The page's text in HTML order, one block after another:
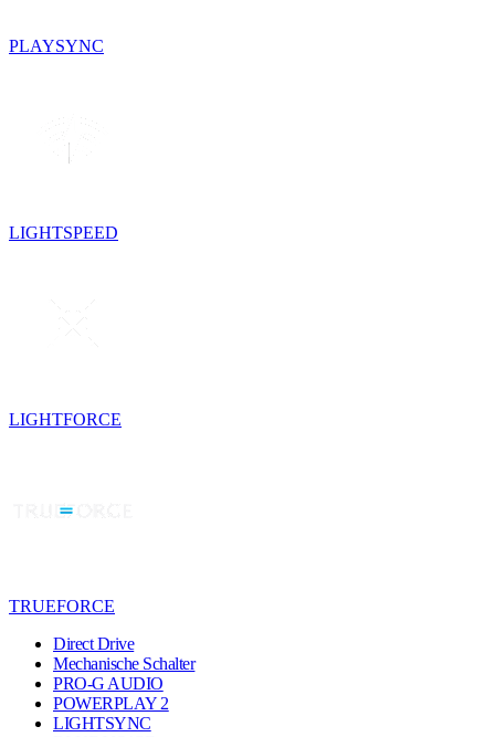
PLAYSYNC
LIGHTSPEED
LIGHTFORCE
TRUEFORCE
Direct Drive
Mechanische Schalter
PRO-G AUDIO
POWERPLAY 2
LIGHTSYNC